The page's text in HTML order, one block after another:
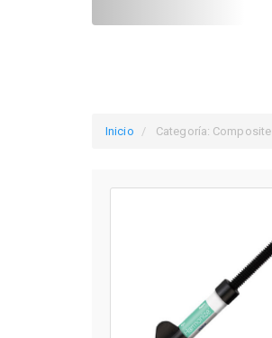
Inicio Categoría: Composite